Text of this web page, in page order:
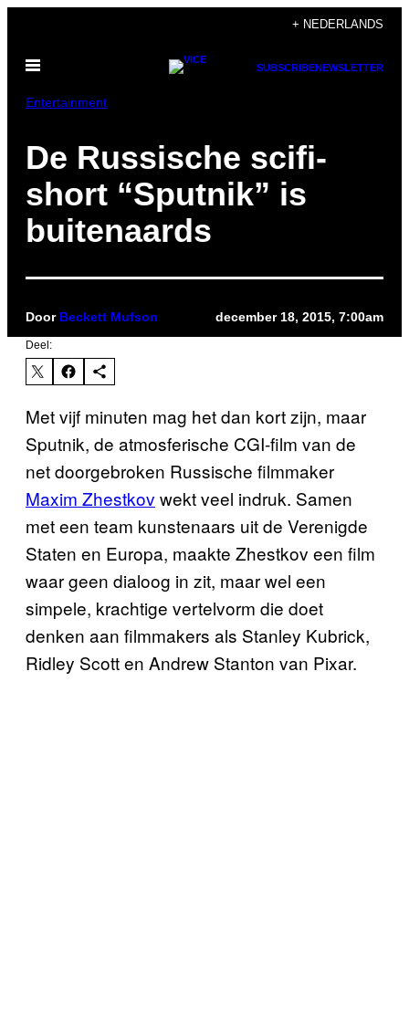
de
inhoud
+ NEDERLANDS
Open
SUBSCRIBENEWSLETTER
Entertainment
De Russische scifi-
short “Sputnik” is
buitenaards
Door Beckett Mufson december 18, 2015, 7:00am
Deel:
Met vijf minuten mag het dan kort zijn, maar
Sputnik, de atmosferische CGI-film van de
net doorgebroken Russische filmmaker
Maxim Zhestkov wekt veel indruk. Samen
met een team kunstenaars uit de Verenigde
Staten en Europa, maakte Zhestkov een film
waar geen dialoog in zit, maar wel een
simpele, krachtige vertelvorm die doet
denken aan filmmakers als Stanley Kubrick,
Ridley Scott en Andrew Stanton van Pixar.